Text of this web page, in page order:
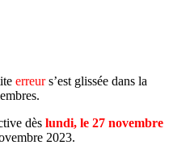
erreurs’est glissée dans la
dès lundi, le 27 novembre
2023.